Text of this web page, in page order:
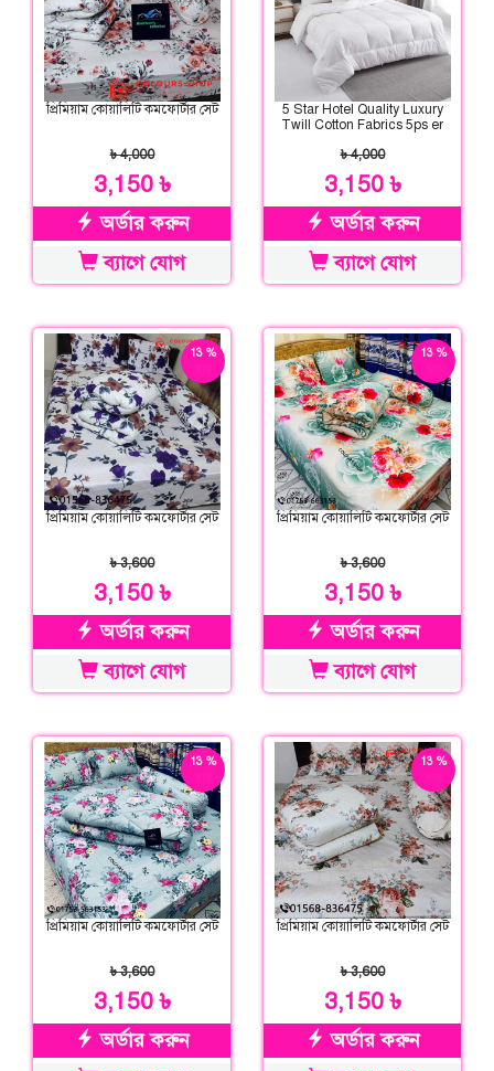
প্রিমিয়াম কোয়ালিটি কমফোর্টার সেট
৳ 4,000
3,150 ৳
অর্ডার করুন
ব্যাগে যোগ
5 Star Hotel Quality Luxury
Twill Cotton Fabrics 5ps er
৳ 4,000
3,150 ৳
অর্ডার করুন
ব্যাগে যোগ
13 %
প্রিমিয়াম কোয়ালিটি কমফোর্টার সেট
৳ 3,600
3,150 ৳
অর্ডার করুন
ব্যাগে যোগ
13 %
প্রিমিয়াম কোয়ালিটি কমফোর্টার সেট
৳ 3,600
3,150 ৳
অর্ডার করুন
ব্যাগে যোগ
13 %
প্রিমিয়াম কোয়ালিটি কমফোর্টার সেট
৳ 3,600
3,150 ৳
অর্ডার করুন
13 %
প্রিমিয়াম কোয়ালিটি কমফোর্টার সেট
৳ 3,600
3,150 ৳
অর্ডার করুন